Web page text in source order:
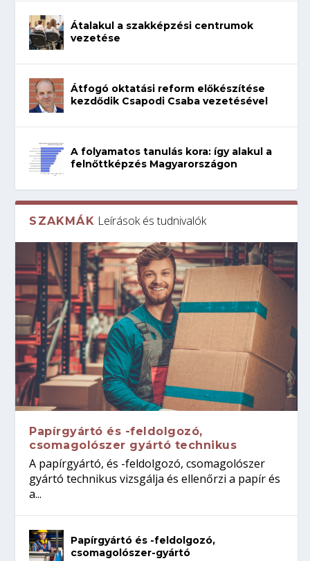
Átalakul a szakképzési centrumok
vezetése
Átfogó oktatási reform előkészítése
kezdődik Csapodi Csaba vezetésével
A folyamatos tanulás kora: így alakul a
felnőttképzés Magyarországon
SZAKMÁK Leírások és tudnivalók
Papírgyártó és -feldolgozó,
csomagolószer gyártó technikus
A papírgyártó, és -feldolgozó, csomagolószer
gyártó technikus vizsgálja és ellenőrzi a papír és
a...
Papírgyártó és -feldolgozó,
csomagolószer-gyártó